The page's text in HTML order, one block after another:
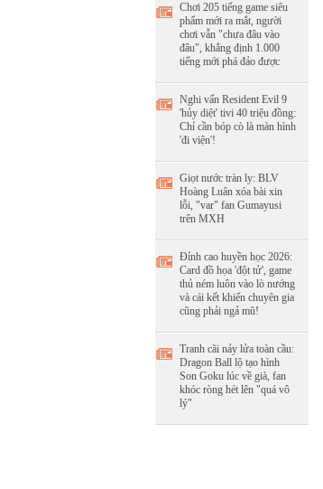
Chơi 205 tiếng game siêu
phẩm mới ra mắt, người
chơi vẫn "chưa đâu vào
đâu", khẳng định 1.000
tiếng mới phá đảo được
Nghi vấn Resident Evil 9
'hủy diệt' tivi 40 triệu đồng:
Chỉ cần bóp cò là màn hình
'đi viện'!
Giọt nước tràn ly: BLV
Hoàng Luân xóa bài xin
lỗi, "var" fan Gumayusi
trên MXH
Đỉnh cao huyền học 2026:
Card đồ họa 'đột tử', game
thủ ném luôn vào lò nướng
và cái kết khiến chuyên gia
cũng phải ngả mũ!
Tranh cãi nảy lửa toàn cầu:
Dragon Ball lộ tạo hình
Son Goku lúc về già, fan
khóc ròng hét lên "quá vô
lý"